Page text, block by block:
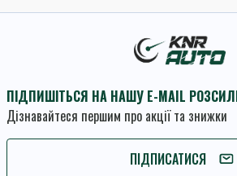
ПІДПИШІТЬСЯ НА НАШУ E-MAIL
Дізнавайтеся першим про акції та знижки
ПІДПИСАТИСЯ
ПІДПИШІТЬСЯ